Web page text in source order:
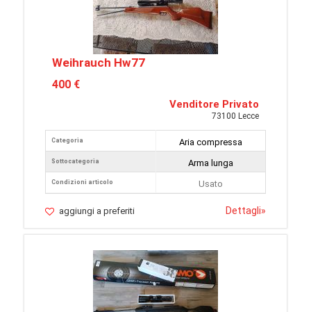
Weihrauch Hw77
400 €
Venditore Privato
73100 Lecce
Categoria
Sottocategoria
Condizioni articolo
Aria compressa
Arma lunga
Usato
aggiungi a preferiti Dettagli»